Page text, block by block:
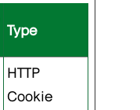
Type
HTTP
Cookie